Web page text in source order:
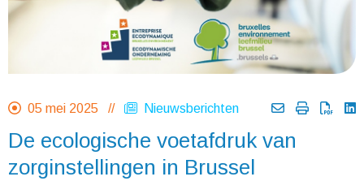
05 mei 2025 // Nieuwsberichten
De ecologische voetafdruk van
zorginstellingen in Brussel